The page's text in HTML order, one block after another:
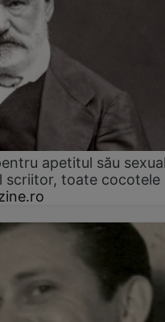
apetitul său
scriitor, toate cocotele